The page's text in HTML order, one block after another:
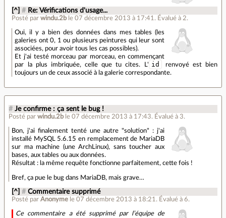
[^] # Re: Vérifications d'usage...
Posté parwindu.2b le 07 décembre 2013 à 17:41. Évalué à2.
Oui, il y a bien des données dans mes tables (les
galeries ont 0, 1 ou plusieurs peintures qui leur sont
associées, pour avoir tous les cas possibles).
Et j'ai testé morceau par morceau, en commençant
par la plus imbriquée, celle que tu cites. L' id
renvoyé est bien
toujours un de ceux associé à la galerie correspondante.
# Je confirme : ça sent le bug !
Posté par windu.2b le 07 décembre 2013 à 17:43. Évalué à 3.
Bon, j'ai finalement tenté une autre "solution" : j'ai
installé MySQL 5.6.15 en remplacement de MariaDB
sur ma machine (une ArchLinux), sans toucher aux
bases, aux tables ou aux données.
Résultat : la même requête fonctionne parfaitement, cette fois !
Bref, ça pue le bug dans MariaDB, mais grave…
[^] # Commentaire supprimé
Posté parAnonyme le 07 décembre 2013 à 18:21 . Évalué à6.
Ce commentaire a été supprimé par l’équipe de